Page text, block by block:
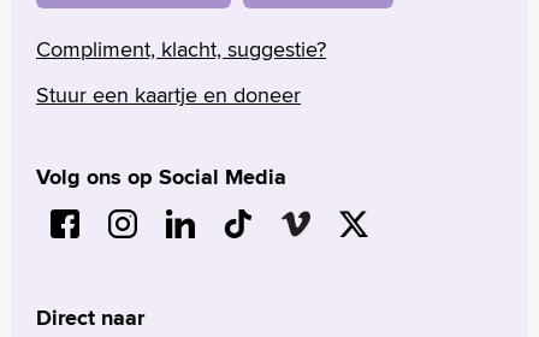
Compliment, klacht, suggestie?
Stuur een kaartje en doneer
Volg ons op Social Media
Direct naar